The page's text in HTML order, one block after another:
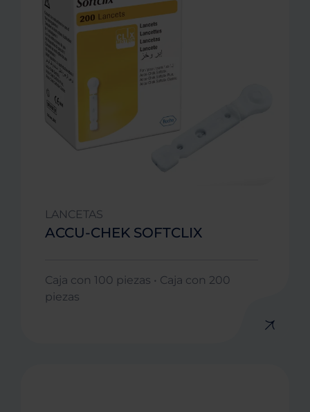
LANCETAS
ACCU-CHEK SOFTCLIX
Caja con 100 piezas • Caja con 200
piezas